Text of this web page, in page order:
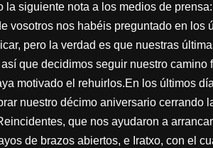
siguiente nota a los medios de prensa:
vosotros nos habéis preguntado en
pero la verdad es que nuestras
que decidimos seguir nuestro
motivado el rehuirlos.En los últimos
nuestro décimo aniversario cerrando
que nos ayudaron a
de brazos abiertos, e Iratxo, con el